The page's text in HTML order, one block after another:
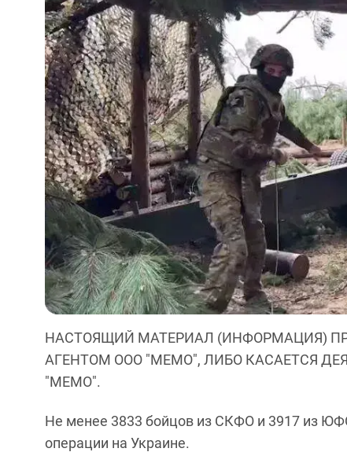
НАСТОЯЩИЙ МАТЕРИАЛ (ИНФОРМАЦИЯ)
АГЕНТОМ ООО "МЕМО", ЛИБО КАСАЕТСЯ
"МЕМО".
Не менее 3833 бойцов из СКФО и 3917 из
операции на Украине.